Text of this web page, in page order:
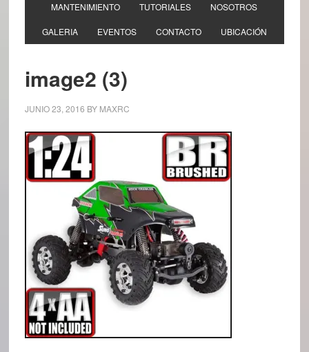
MANTENIMIENTO TUTORIALES NOSOTROS
GALERIA EVENTOS CONTACTO UBICACIÓN
image2 (3)
JUNIO 23, 2016 BY MAXRC